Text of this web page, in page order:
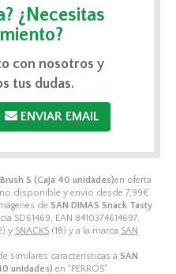
S (Caja 40 unidades)en oferta
disponible y envío desde 7,99€
de SAN DIMAS Snack Tasty
SD61469, EAN 8410374614697,
y SNACKS (18) y a la marca SAN
similares características a SAN
unidades) en "PERROS".
¿Necesitas
con nosotros y
tus dudas.
ENVIAR EMAIL